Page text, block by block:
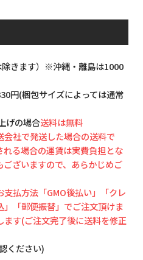
きます）※沖縄・離島は1000
円(梱包サイズによっては通常
げの場合送料は無料
社で発送した場合の送料で
る場合の運賃は実費負担とな
ざいますので、あらかじめご
払方法「GMO後払い」「クレ
「郵便振替」でご注文頂けま
ます(ご注文完了後に送料を修正
ください)